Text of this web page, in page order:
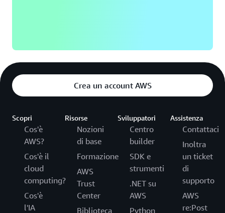
Crea un account AWS
Scopri
Cos'è
AWS?
Cos'è il
cloud
computing?
Cos'è
l'IA
Risorse
Nozioni
di base
Formazione
AWS
Trust
Center
Biblioteca
Sviluppatori
Centro
builder
SDK e
strumenti
.NET su
AWS
Python
Assistenza
Contattaci
Inoltra
un ticket
di
supporto
AWS
re:Post